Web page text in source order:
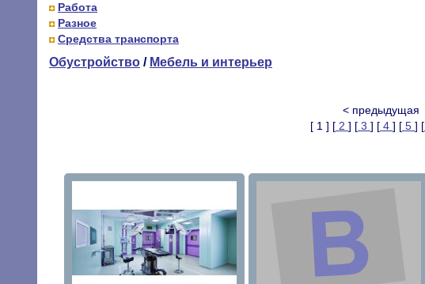
Работа
Разное
Средства транспорта
Обустройство / Мебель и интерьер
< предыдущая
[ 1 ] [ 2 ] [ 3 ] [ 4 ] [ 5 ] [